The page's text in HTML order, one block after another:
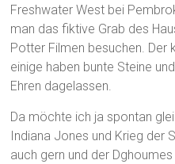
Freshwater West bei
man das fiktive Grab des
Potter Filmen besuchen. Der
einige haben bunte Steine
Ehren dagelassen.
Da möchte ich ja spontan
Indiana Jones und Krieg der
auch gern und der